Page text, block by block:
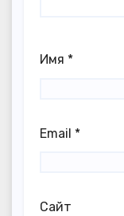
Имя *
Email *
Сайт